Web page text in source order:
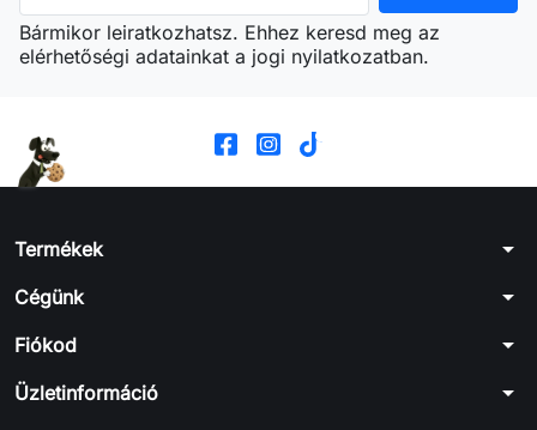
Bármikor leiratkozhatsz. Ehhez keresd meg az
elérhetőségi adatainkat a jogi nyilatkozatban.
Termékek arrow_drop_down
Cégünk arrow_drop_down
Fiókod arrow_drop_down
Üzletinformáció arrow_drop_down